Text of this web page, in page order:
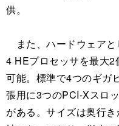
供。
また、ハードウェアと
4 HEプロセッサを最大
可能。標準で4つのギガ
張用に3つのPCI-Xスロ
がある。サイズは奥行